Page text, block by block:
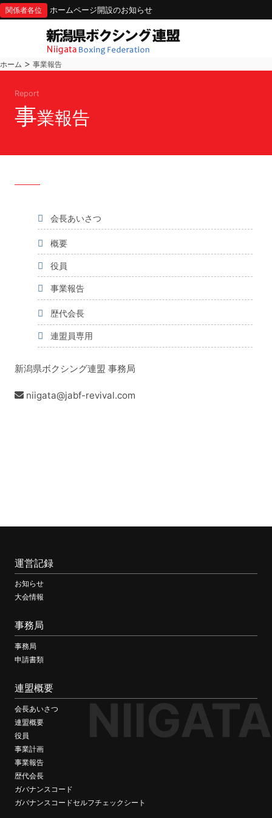
関係者各位 ホームページ開設のお知らせ
ホーム > 事業報告
Report
事業報告
会長あいさつ
概要
役員
事業報告
歴代会長
連盟員専用
新潟県ボクシング連盟 事務局
niigata@jabf-revival.com
NIIGATA
運営記録
お知らせ
大会情報
事務局
事務局
申請書類
連盟概要
会長あいさつ
連盟概要
役員
事業計画
事業報告
歴代会長
ガバナンスコード
ガバナンスコードセルフチェックシート